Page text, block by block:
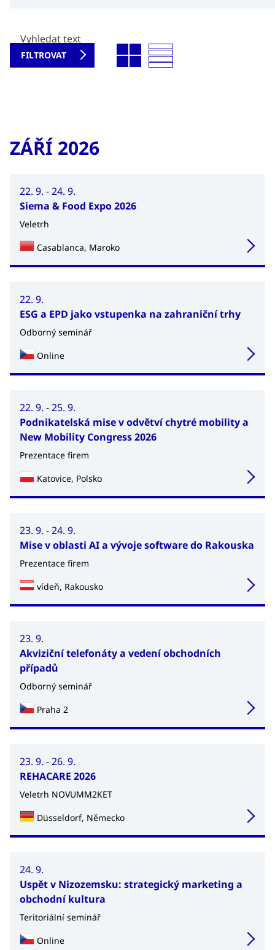
Vyhledat text
ZÁŘÍ 2026
22. 9. - 24. 9.
Siema & Food Expo 2026
Veletrh
Casablanca, Maroko
22. 9.
ESG a EPD jako vstupenka na zahraniční trhy
Odborný seminář
Online
22. 9. - 25. 9.
Podnikatelská mise v odvětví chytré mobility a
New Mobility Congress 2026
Prezentace firem
Katovice, Polsko
23. 9. - 24. 9.
Mise v oblasti AI a vývoje software do Rakouska
Prezentace firem
vídeň, Rakousko
23. 9.
Akviziční telefonáty a vedení obchodních
případů
Odborný seminář
Praha 2
23. 9. - 26. 9.
REHACARE 2026
Veletrh NOVUMM2KET
Düsseldorf, Německo
24. 9.
Uspět v Nizozemsku: strategický marketing a
obchodní kultura
Teritoriální seminář
Online